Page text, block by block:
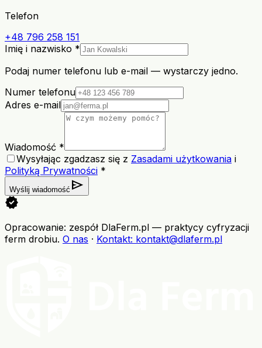
Telefon
+48 796 258 151
Imię i nazwisko *
Podaj numer telefonu lub e-mail — wystarczy jedno.
Numer telefonu
Adres e-mail
Wiadomość *
Wysyłając zgadzasz się z Zasadami użytkowania i
Polityką Prywatności *
Wyślij wiadomość send
verified
Opracowanie: zespół DlaFerm.pl — praktycy cyfryzacji
ferm drobiu. O nas · Kontakt: kontakt@dlaferm.pl